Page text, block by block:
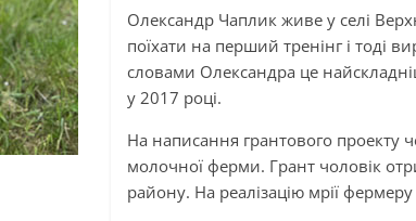
Олександр Чаплик живе у селі
поїхати на перший тренінг і тоді
словами Олександра це
у 2017 році.
На написання грантового проекту
молочної ферми. Грант чоловік
району. На реалізацію мрії